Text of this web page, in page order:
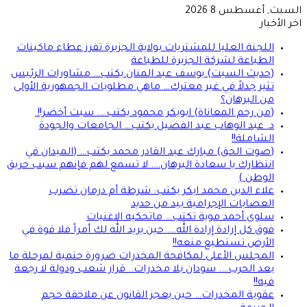
السبت, أغسطس 8 2026
اخر الأخبار
اللجنة العليا للمشتريات بولاية الجزيرة تفرز عطاء ماكينات
الطباعة لشركة الجزيرة للطباعة
(حديث السبت) يوسف عبد المنان يكتب… مشاورات الرئيس
تثير جدلاً في غير معترك… ماهي مطلوبات الجمهورية الأولى
من البرهان؟
(من رحم المعاناة) ابوبكر محمود يكتب…. سبت أخضر!!
د. عبد الوهاب عبد الفضيل يكتب… الجامعات والجودة
الشاملة!!
(صوت الحق) مبارك عبد القادر محمد يكتب… (الميدان في
انتظارك يا سعادة البرهان…. لا تسمع لهم فإنهم سبب حريق
الوطن )
علاء الدين محمد ابكر يكتب: شرطة أم درمان تضرب
العصابات الإجرامية بيد من حديد
سلوى أحمد موية تكتب… ماتحكيه الاغنيات
فوق كل إرادة إرادة الله…. حين يريد الله لك أمراً فلا قوة في
الأرض تستطيع منعه!!
المجلس الأعلى لمكافحة المخدرات ضرورة حتمية لمرحلة ما
بعد الحرب…. سودان بلا مخدرات.. قرار شعب ودولة لا رجعة
فيه!!
عقوبة المخدرات… حين يعجز القانون عن ملاحقة حجم